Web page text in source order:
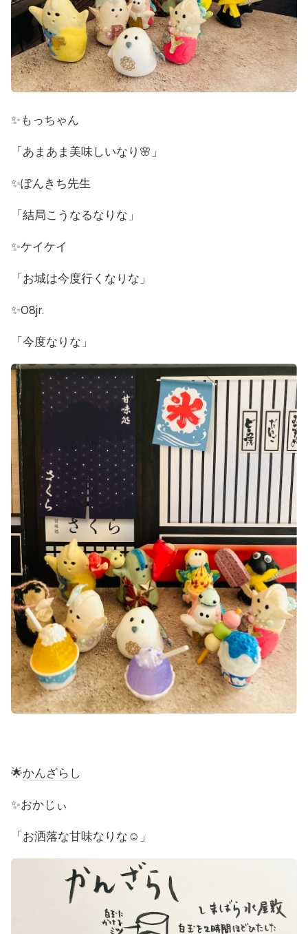
✨もっちゃん
「あまあま美味しいなり🌸」
✨ぽんきち先生
「結局こうなるなりな」
✨ケイケイ
「お城は今度行くなりな」
✨08jr.
「今度なりな」
🌟かんざらし
✨おかじぃ
「お洒落な甘味なりな☺️」